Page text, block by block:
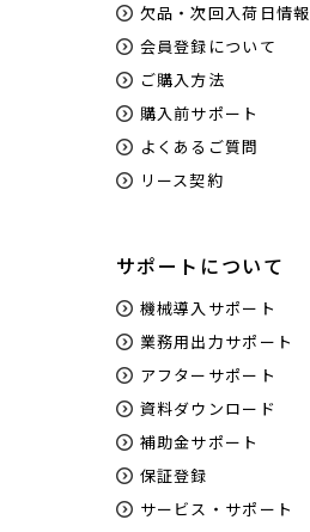
欠品・次回入荷日情報
会員登録について
ご購入方法
購入前サポート
よくあるご質問
リース契約
サポートについて
機械導入サポート
業務用出力サポート
アフターサポート
資料ダウンロード
補助金サポート
保証登録
サービス・サポート